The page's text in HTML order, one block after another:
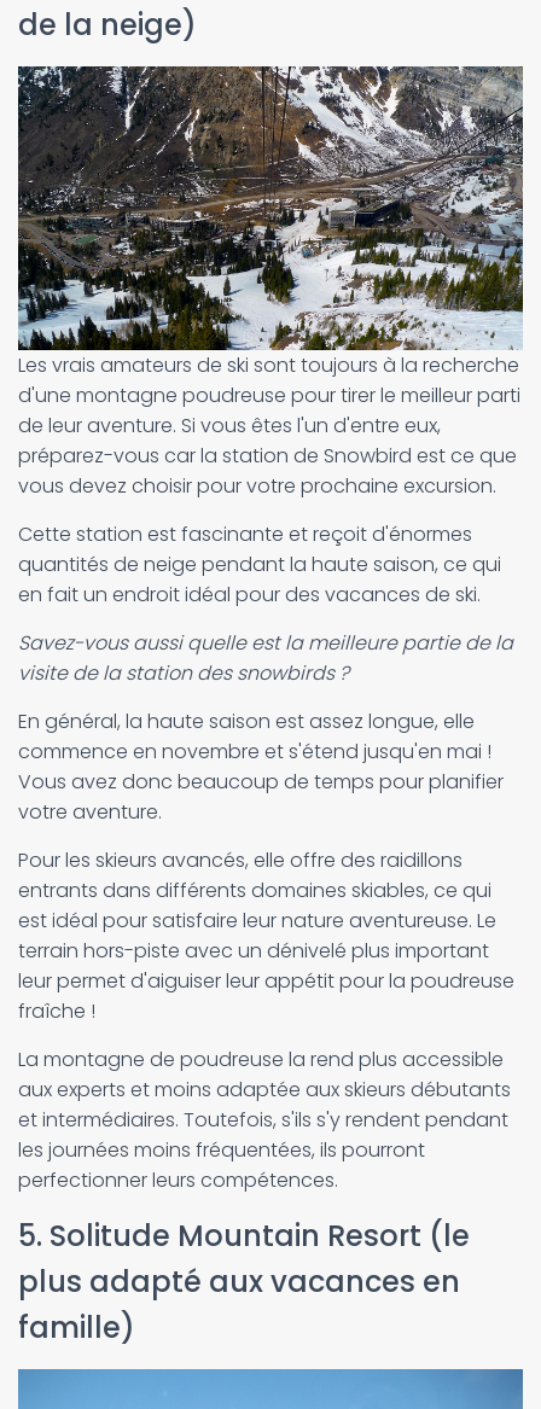
de la neige)
Les vrais amateurs de ski sont toujours à la recherche
d'une montagne poudreuse pour tirer le meilleur parti
de leur aventure. Si vous êtes l'un d'entre eux,
préparez-vous car la station de Snowbird est ce que
vous devez choisir pour votre prochaine excursion.
Cette station est fascinante et reçoit d'énormes
quantités de neige pendant la haute saison, ce qui
en fait un endroit idéal pour des vacances de ski.
Savez-vous aussi quelle est la meilleure partie de la
visite de la station des snowbirds ?
En général, la haute saison est assez longue, elle
commence en novembre et s'étend jusqu'en mai !
Vous avez donc beaucoup de temps pour planifier
votre aventure.
Pour les skieurs avancés, elle offre des raidillons
entrants dans différents domaines skiables, ce qui
est idéal pour satisfaire leur nature aventureuse. Le
terrain hors-piste avec un dénivelé plus important
leur permet d'aiguiser leur appétit pour la poudreuse
fraîche !
La montagne de poudreuse la rend plus accessible
aux experts et moins adaptée aux skieurs débutants
et intermédiaires. Toutefois, s'ils s'y rendent pendant
les journées moins fréquentées, ils pourront
perfectionner leurs compétences.
5. Solitude Mountain Resort (le
plus adapté aux vacances en
famille)